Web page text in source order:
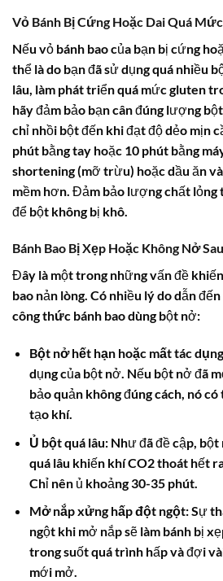
Vỏ Bánh Bị Cứng Hoặc Dai Quá Mức
Nếu vỏ bánh bao của bạn bị cứng
thể là do bạn đã sử dụng quá nhiều
lâu, làm phát triển quá mức gluten
hãy đảm bảo bạn cân đúng lượng
chỉ nhồi bột đến khi đạt độ dẻo mịn
phút bằng tay hoặc 10 phút bằng
shortening (mỡ trừu) hoặc dầu ăn
mềm hơn. Đảm bảo lượng chất lỏng
để bột không bị khô.
Bánh Bao Bị Xẹp Hoặc Không Nở
Đây là một trong những vấn đề
bao nản lòng. Có nhiều lý do dẫn
công thức bánh baodùng bột nở:
Bột nở hết hạn hoặc mất tác
dụng của bột nở. Nếu bột nở đã
bảo quản không đúng cách, nó
tạo khí.
Ủ bột quá lâu:Như đã đề cập, bột
quá lâu khiến khí CO2 thoát hết
Chỉ nên ủ khoảng 30-35 phút.
Mở nắp xửng hấp đột ngột:Sự
ngột khi mở nắp sẽ làm bánh bị
trong suốt quá trình hấp và đợi
mới mở.